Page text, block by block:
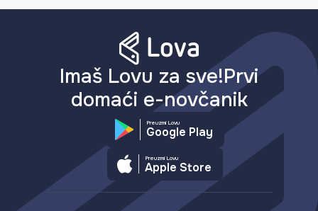
Imaš Lovu za sve!Prvi
domaći e-novčanik
Preuzmi Lovu
Google Play
Preuzmi Lovu
Apple Store